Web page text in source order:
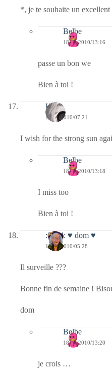
*, je te souhaite un excellent
Belbe
18/12/2010/13:16
passe un bon we
Bien à toi !
Kala
17/12/2010/07:21
I wish for the strong sun
Belbe
18/12/2010/13:18
I miss too
Bien à toi !
:0014: ♥ dom ♥
17/12/2010/05:28
Il surveille ???
Bonne fin de semaine !
dom
Belbe
18/12/2010/13:20
je crois …